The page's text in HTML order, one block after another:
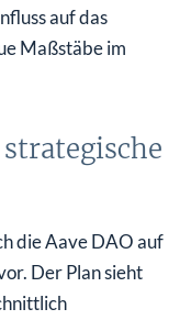
auf das
Maßstäbe im
die Aave DAO auf
Der Plan sieht